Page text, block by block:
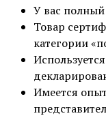
У вас
Товар
категории
Имеется